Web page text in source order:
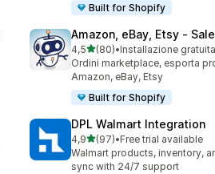
Built for Shopify
Amazon, eBay, Etsy ‑
4,5stelle su 5
(80)
80 recensioni totali
•Installazione gratuita
Ordini marketplace, esporta
Amazon, eBay, Etsy
Built for Shopify
DPL Walmart Integration
4,9stelle su 5
(97)
97 recensioni totali
•Free trial available
Walmart products, inventory,
sync with 24/7 support